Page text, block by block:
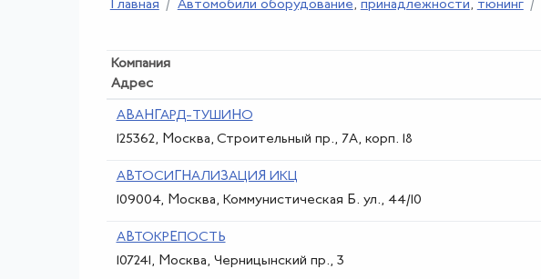
Главная Автомобили оборудование, принадлежности, тюнинг
Компания
Адрес
АВАНГАРД-ТУШИНО
125362, Москва, Строительный пр., 7А, корп. 18
АВТОСИГНАЛИЗАЦИЯ ИКЦ
109004, Москва, Коммунистическая Б. ул., 44/10
АВТОКРЕПОСТЬ
107241, Москва, Черницынский пр., 3